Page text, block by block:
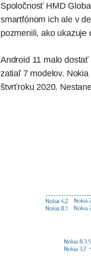
Spoločnosť HMD
smartfónom ich ale v
pozmenili, ako ukazuje
Android 11 malo
zatiaľ 7 modelov.
štvrťroku 2020.